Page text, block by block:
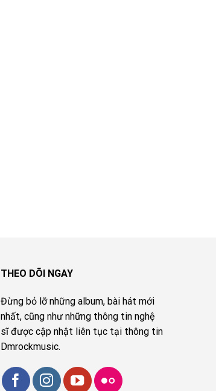
THEO DÕI NGAY
Đừng bỏ lỡ những album, bài hát mới
nhất, cũng như những thông tin nghệ
sĩ được cập nhật liên tục tại thông tin
Dmrockmusic.